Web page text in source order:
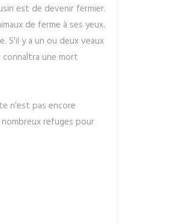
est de devenir fermier.
de ferme à ses yeux.
S'il y a un ou deux veaux
connaîtra une mort
n'est pas encore
refuges pour